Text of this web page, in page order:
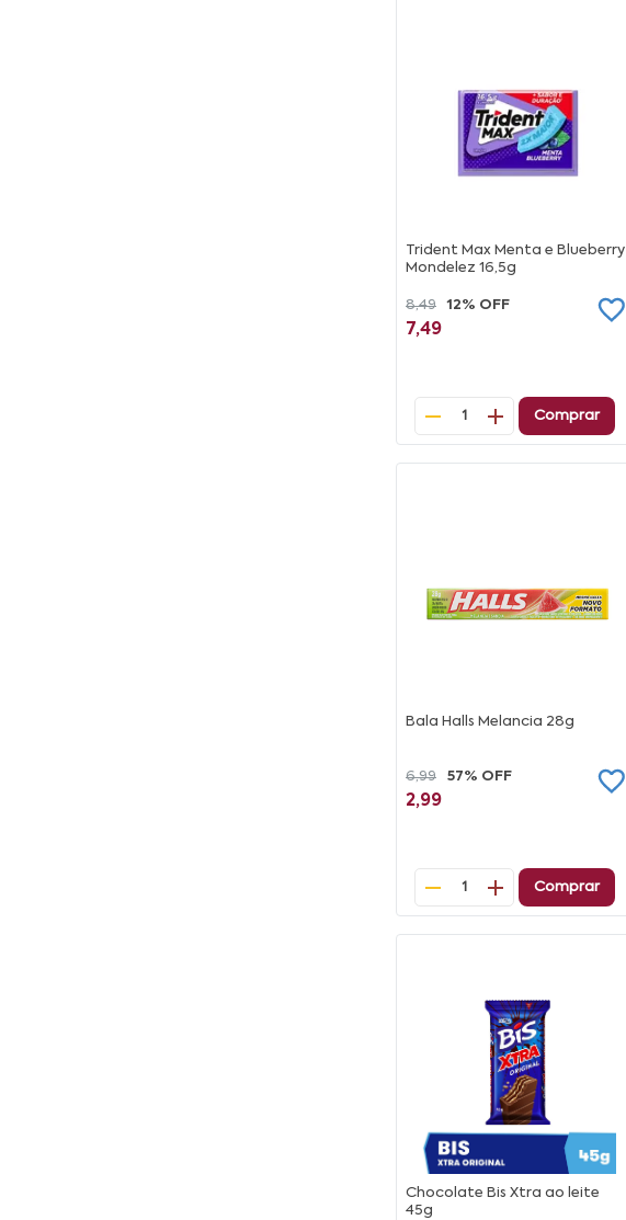
Trident Max Menta e Blueberry
Mondelez 16,5g
8,49 12% OFF
7,49
1 Comprar
Bala Halls Melancia 28g
6,99 57% OFF
2,99
1 Comprar
Chocolate Bis Xtra ao leite
45g